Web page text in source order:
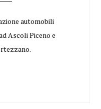
automobili
Ascoli Piceno e